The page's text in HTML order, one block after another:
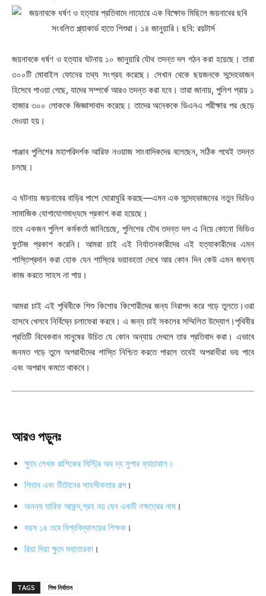
জয়নাবকে ধর্ষণ ও হত্যার ঘটনায় ১০ জানুয়ারি যৌথ তদন্ত দল গঠন করা হয়েছে। তারা
৩০০টি মোবাইল ফোনের তথ্য সংগ্রহ করেছে। সেখান থেকে ছয়জনকে সন্দেহভাজন
হিসেবে পাওয়া গেছে, যাদের সম্পর্কে আরও তদন্ত করা হবে। তারা জানায়, পুলিশ প্রায় ১
হাজার ৩০০ লোককে জিজ্ঞাসাবাদ করেছে। তাদের অনেককে ডিএনএ পরীক্ষার পর ছেড়ে
দেওয়া হয়।
পাঞ্জাব পুলিশের মহাপরিদর্শক আরিফ নওয়াজ সাংবাদিকদের বলেছেন, সঠিক পথেই তদন্ত
চলছে।
এ ঘটনায় জয়নাবের বাড়ির পাশে ঘোরাঘুরি করছে—এমন এক সন্দেহভাজনের নতুন ভিডিও
সামাজিক যোগাযোগমাধ্যমে প্রকাশ করা হয়েছে।
তবে একজন পুলিশ কর্মকর্তা জানিয়েছে, পুলিশের যৌথ তদন্ত দল এ নিয়ে কোনো ভিডিও
ফুটেজ প্রকাশ করেনি। আমরা চাই এই নির্যাতনকারীদের এই হত্যাকারীদের এমন
শাস্তিপ্রদান করা হোক যেন শাস্তির ভয়াবহতা দেখে আর কোন দিন কেউ এমন জঘন্য
কাজ করতে সাহস না পায়।
আমরা চাই এই পৃথিবীকে শিশু কিশোর কিশোরীদের জন্য নিরাপদ করে গড়ে তুলতে।ওরা
হাসবে খেলবে নির্বিঘ্নে চলাফেরা করবে। এ জন্য চাই সকলের সম্মিলিত উদ্যোগ।পৃথিবীর
প্রতিটি বিবেকবান মানুষের উচিত যে কোন অন্যায় দেখলে তার প্রতিবাদ করা। এভাবে
জনমত গড়ে তুলে অপরাধীদের শাস্তি নিশ্চিত করতে পারলে তবেই অপরাধীরা ভয় পাবে
এবং অপরাধ কমতে থাকবে।
আরও পড়ুনঃ
ক্ষুদে লেখক রাশিকের মিস্ট্রি অব দ্য সুপার ন্যাচারাল।
শিহাব এবং টিটোনের সাহসীকতার গল্প।
অনন্য যারিফ আকন্দ,গ্রহ নয় যেন একটি নক্ষত্রের নাম ।
বয়স ১৪ তবে বিশ্ববিদ্যালয়ের শিক্ষক ।
রিয়া দিয়া ক্ষুদে মহাতারকা ।
TAGS শিশু নির্যাতন